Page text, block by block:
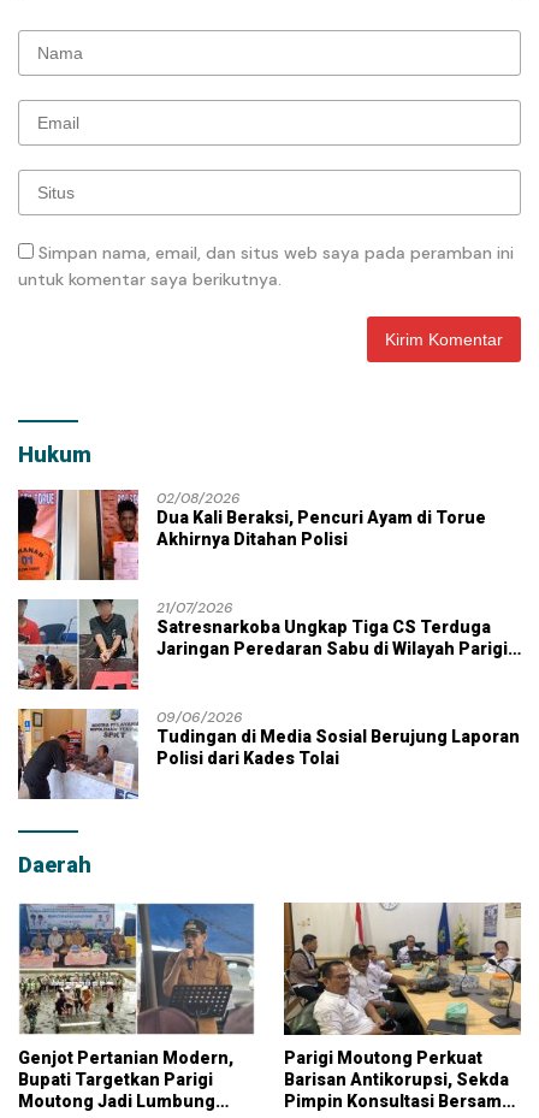
Simpan nama, email, dan situs web saya pada peramban ini
untuk komentar saya berikutnya.
Hukum
02/08/2026
Dua Kali Beraksi, Pencuri Ayam di Torue
Akhirnya Ditahan Polisi
21/07/2026
Satresnarkoba Ungkap Tiga CS Terduga
Jaringan Peredaran Sabu di Wilayah Parigi
09/06/2026
Tudingan di Media Sosial Berujung Laporan
Polisi dari Kades Tolai
Daerah
Genjot Pertanian Modern,
Bupati Targetkan Parigi
Moutong Jadi Lumbung
Parigi Moutong Perkuat
Barisan Antikorupsi, Sekda
Pimpin Konsultasi Bersama